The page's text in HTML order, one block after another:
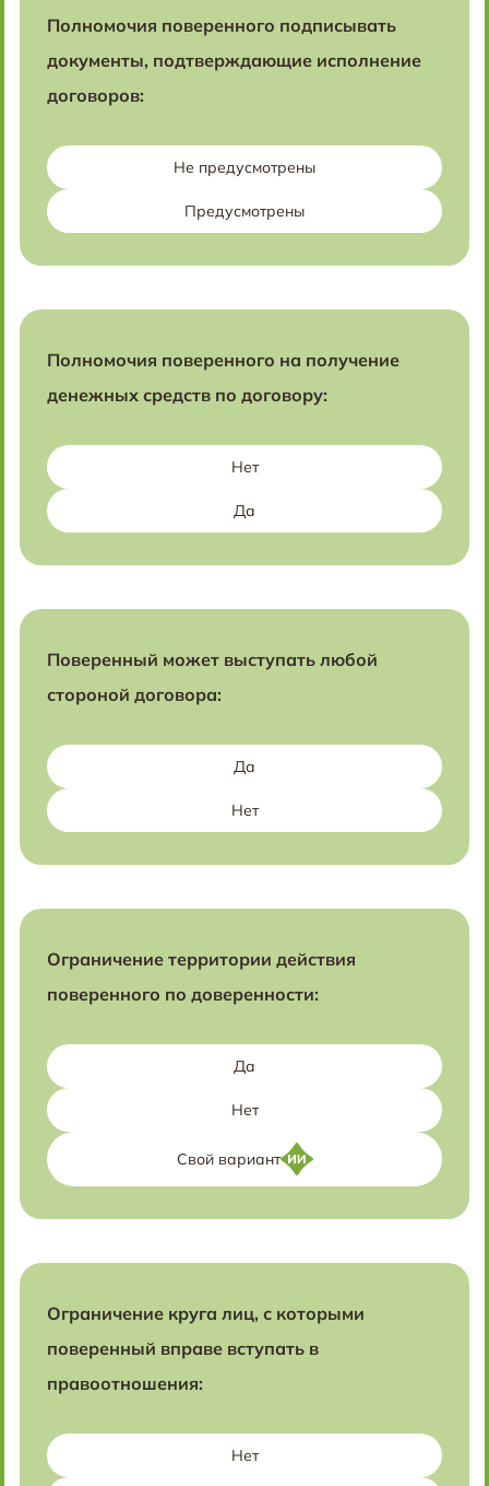
Полномочия поверенного подписывать
документы, подтверждающие исполнение
договоров:
Не предусмотрены
Предусмотрены
Полномочия поверенного на получение
денежных средств по договору:
Нет
Да
Поверенный может выступать любой
стороной договора:
Да
Нет
Ограничение территории действия
поверенного по доверенности:
Да
Нет
Свой вариант
Ограничение круга лиц, с которыми
поверенный вправе вступать в
правоотношения:
Нет